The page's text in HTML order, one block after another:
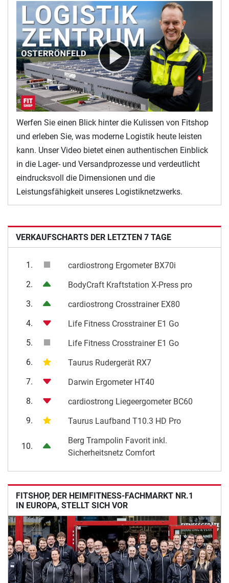
Werfen Sie einen Blick hinter die Kulissen von Fitshop
und erleben Sie, was moderne Logistik heute leisten
kann. Unser Video bietet einen authentischen Einblick
in die Lager- und Versandprozesse und verdeutlicht
eindrucksvoll die Dimensionen und die
Leistungsfähigkeit unseres Logistiknetzwerks.
VERKAUFSCHARTS DER LETZTEN 7 TAGE
1.
cardiostrong Ergometer BX70i
2.
BodyCraft Kraftstation X-Press pro
3.
cardiostrong Crosstrainer EX80
4.
Life Fitness Crosstrainer E1 Go
5.
Life Fitness Crosstrainer E1 Go
6.
Taurus Rudergerät RX7
7.
Darwin Ergometer HT40
8.
cardiostrong Liegeergometer BC60
9.
Taurus Laufband T10.3 HD Pro
10.
Berg Trampolin Favorit inkl.
Sicherheitsnetz Comfort
FITSHOP, DER HEIMFITNESS-FACHMARKT NR.1
IN EUROPA, STELLT SICH VOR